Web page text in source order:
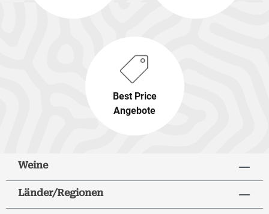
Best Price
Angebote
Weine
Länder/Regionen